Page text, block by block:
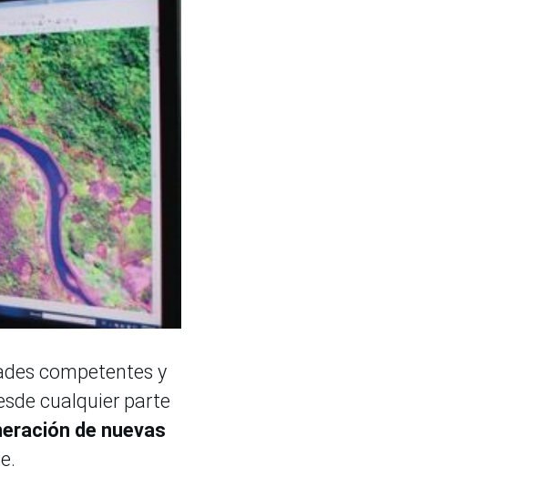
competentes y
cualquier parte
de nuevas